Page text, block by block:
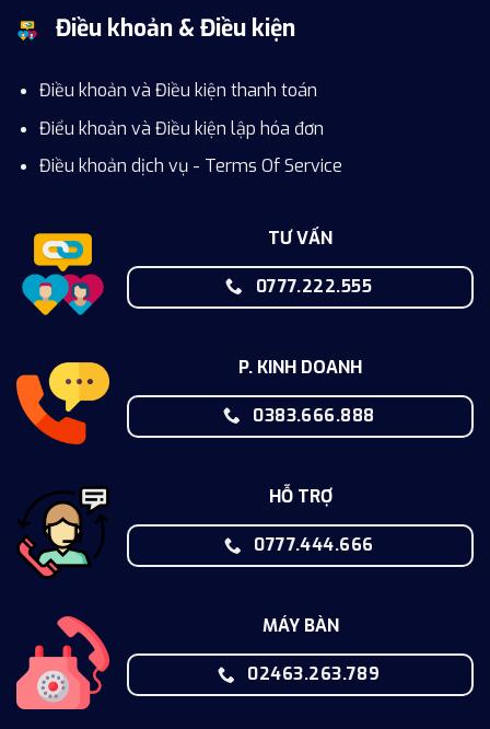
Điều khoản & Điều kiện
Điều khoản và Điều kiện thanh toán
Điểu khoản và Điều kiện lập hóa đơn
Điều khoản dịch vụ - Terms Of Service
TƯ VẤN
0777.222.555
P. KINH DOANH
0383.666.888
HỖ TRỢ
0777.444.666
MÁY BÀN
02463.263.789